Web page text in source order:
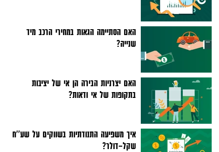
האם הסתיימה הגאות במחירי הרכב מיד
שנייה?
האם יצרניות הבירה הן אי של יציבות
בתקופות של אי ודאות?
איך משפיעה התנודתיות בשווקים על שע''ח
שקל-דולר?